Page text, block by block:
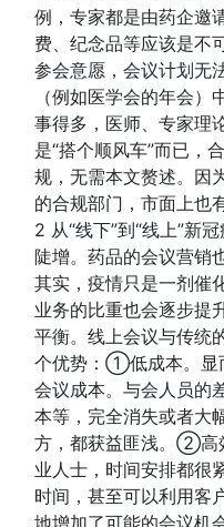
例，专家都是由药企邀
费、纪念品等应该是不
参会意愿，会议计划无
（例如医学会的年会
事得多，医师、专家理
是“搭个顺风车”而已，
规，无需本文赘述。因
的合规部门，市面上也
2 从“线下”到“线上”新
陡增。药品的会议营销
其实，疫情只是一剂催
业务的比重也会逐步提
平衡。线上会议与传统
个优势：①低成本。显
会议成本。与会人员的
本等，完全消失或者大
方，都获益匪浅。②高
业人士，时间安排都很
时间，甚至可以利用客